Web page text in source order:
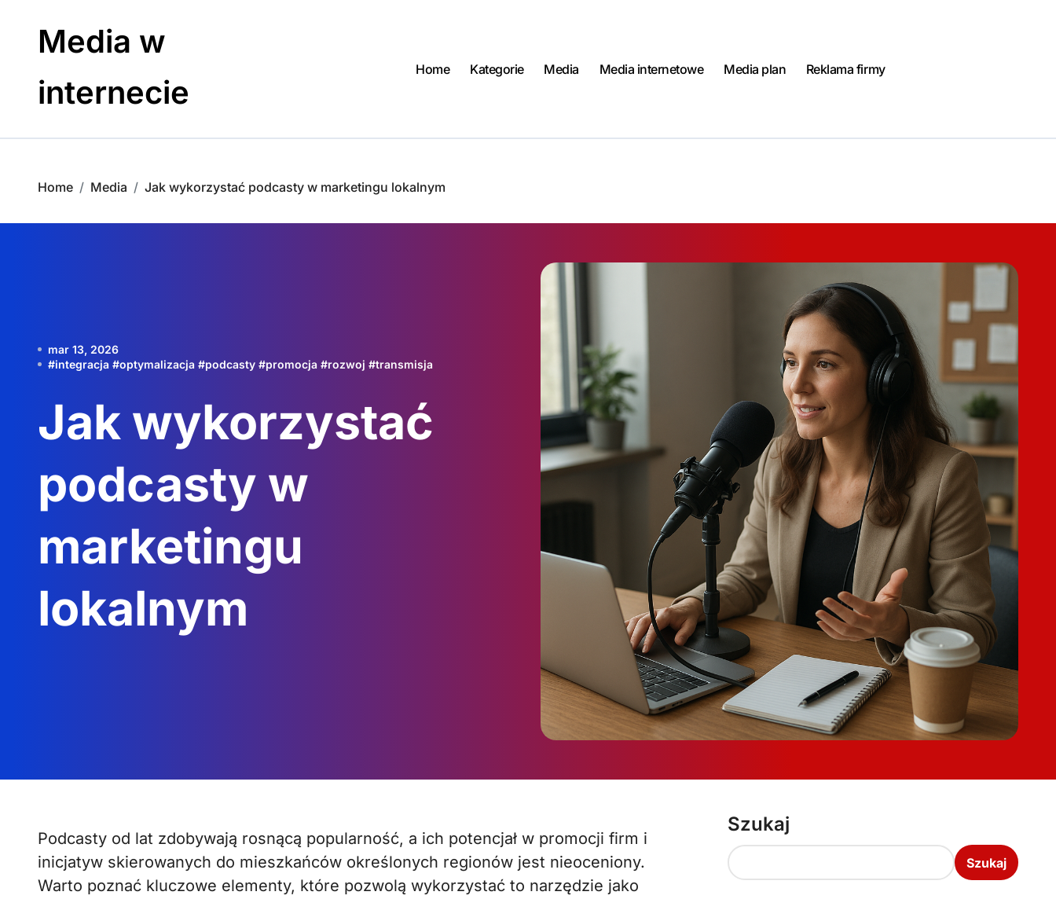
Media w
internecie
Home Kategorie Media Media internetowe Media plan Reklama firmy
Home Media Jak wykorzystać podcasty w marketingu lokalnym
mar 13, 2026
#integracja #optymalizacja #podcasty #promocja #rozwoj #transmisja
Jak wykorzystać
podcasty w
marketingu
lokalnym
Podcasty od lat zdobywają rosnącą popularność, a ich potencjał w promocji firm i
inicjatyw skierowanych do mieszkańców określonych regionów jest nieoceniony.
Warto poznać kluczowe elementy, które pozwolą wykorzystać to narzędzie jako
Szukaj
Szukaj